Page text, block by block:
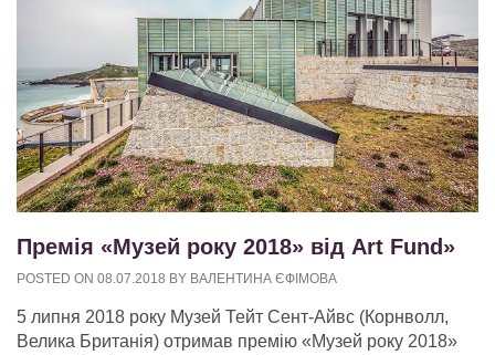
Премія «Музей року 2018» від Art Fund»
POSTED ON 08.07.2018 BY ВАЛЕНТИНА ЄФІМОВА
5 липня 2018 року Музей Тейт Сент-Айвс (Корнволл,
Велика Британія) отримав премію «Музей року 2018»